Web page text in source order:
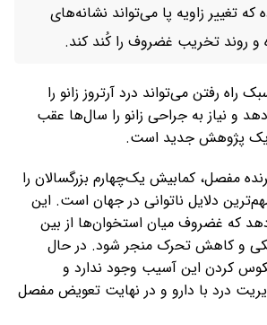
تغییر زاویه پا می‌تواند نشانه‌های
و روند تخریب غضروف را کُند کند.
رفتن می‌تواند درد آرتروز زانو را
و نیاز به جراحی زانو را سال‌ها عقب
یک پژوهش جدید است.
مفصل، کمابیش یک‌چهارم بزرگسالان را
دلایل ناتوانی در جهان است. این
که غضروف میان استخوان‌ها از بین
و کاهش تحرک منجر شود. در حال
کردن این آسیب وجود ندارد و
درد با دارو و در نهایت تعویض مفصل